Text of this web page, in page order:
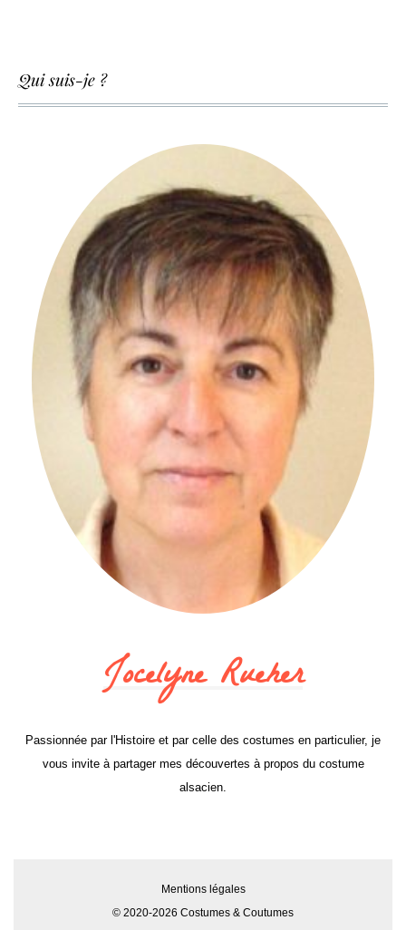
Qui suis-je ?
Jocelyne Rueher
Passionnée par l'Histoire et par celle des costumes en particulier, je
vous invite à partager mes découvertes à propos du costume
alsacien.
Mentions légales
© 2020-2026 Costumes & Coutumes